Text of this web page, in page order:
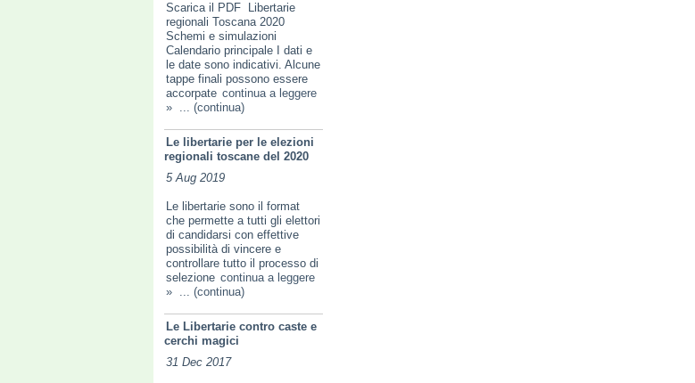
Scarica il PDF Libertarie
regionali Toscana 2020
Schemi e simulazioni
Calendario principale I dati e
le date sono indicativi. Alcune
tappe finali possono essere
accorpate continua a leggere
» ... (continua)
Le libertarie per le elezioni
regionali toscane del 2020
5 Aug 2019
Le libertarie sono il format
che permette a tutti gli elettori
di candidarsi con effettive
possibilità di vincere e
controllare tutto il processo di
selezione continua a leggere
» ... (continua)
Le Libertarie contro caste e
cerchi magici
31 Dec 2017